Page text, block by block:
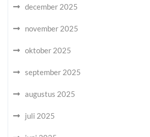
december 2025
november 2025
oktober 2025
september 2025
augustus 2025
juli 2025